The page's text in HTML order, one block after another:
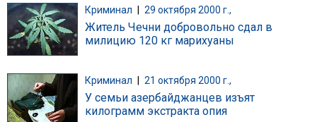
Криминал 29 октября 2000 г.,
Житель Чечни добровольно сдал в
милицию 120 кг марихуаны
Криминал 21 октября 2000 г.,
У семьи азербайджанцев изъят
килограмм экстракта опия